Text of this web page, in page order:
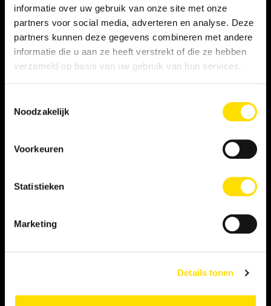
informatie over uw gebruik van onze site met onze
partners voor social media, adverteren en analyse. Deze
partners kunnen deze gegevens combineren met andere
informatie die u aan ze heeft verstrekt of die ze hebben
verzameld op basis van uw gebruik van hun services.
Noodzakelijk
Voorkeuren
Statistieken
Marketing
Details tonen
Privacy statement
Persooneelsgids uitzendkrachten
Klacht indienen
WERKNEMER
Vacatures